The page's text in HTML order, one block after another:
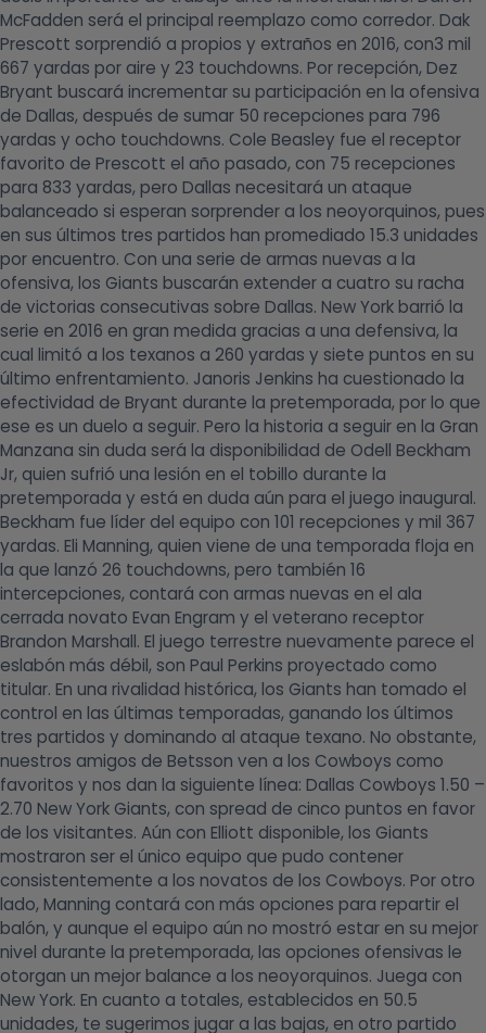
McFadden será el principal reemplazo como corredor. Dak
Prescott sorprendió a propios y extraños en 2016, con3 mil
667 yardas por aire y 23 touchdowns. Por recepción, Dez
Bryant buscará incrementar su participación en la ofensiva
de Dallas, después de sumar 50 recepciones para 796
yardas y ocho touchdowns. Cole Beasley fue el receptor
favorito de Prescott el año pasado, con 75 recepciones
para 833 yardas, pero Dallas necesitará un ataque
balanceado si esperan sorprender a los neoyorquinos, pues
en sus últimos tres partidos han promediado 15.3 unidades
por encuentro. Con una serie de armas nuevas a la
ofensiva, los Giants buscarán extender a cuatro su racha
de victorias consecutivas sobre Dallas. New York barrió la
serie en 2016 en gran medida gracias a una defensiva, la
cual limitó a los texanos a 260 yardas y siete puntos en su
último enfrentamiento. Janoris Jenkins ha cuestionado la
efectividad de Bryant durante la pretemporada, por lo que
ese es un duelo a seguir. Pero la historia a seguir en la Gran
Manzana sin duda será la disponibilidad de Odell Beckham
Jr, quien sufrió una lesión en el tobillo durante la
pretemporada y está en duda aún para el juego inaugural.
Beckham fue líder del equipo con 101 recepciones y mil 367
yardas. Eli Manning, quien viene de una temporada floja en
la que lanzó 26 touchdowns, pero también 16
intercepciones, contará con armas nuevas en el ala
cerrada novato Evan Engram y el veterano receptor
Brandon Marshall. El juego terrestre nuevamente parece el
eslabón más débil, son Paul Perkins proyectado como
titular. En una rivalidad histórica, los Giants han tomado el
control en las últimas temporadas, ganando los últimos
tres partidos y dominando al ataque texano. No obstante,
nuestros amigos de Betsson ven a los Cowboys como
favoritos y nos dan la siguiente línea: Dallas Cowboys 1.50 –
2.70 New York Giants, con spread de cinco puntos en favor
de los visitantes. Aún con Elliott disponible, los Giants
mostraron ser el único equipo que pudo contener
consistentemente a los novatos de los Cowboys. Por otro
lado, Manning contará con más opciones para repartir el
balón, y aunque el equipo aún no mostró estar en su mejor
nivel durante la pretemporada, las opciones ofensivas le
otorgan un mejor balance a los neoyorquinos. Juega con
New York. En cuanto a totales, establecidos en 50.5
unidades, te sugerimos jugar a las bajas, en otro partido